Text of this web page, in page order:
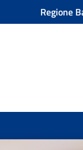
Regione